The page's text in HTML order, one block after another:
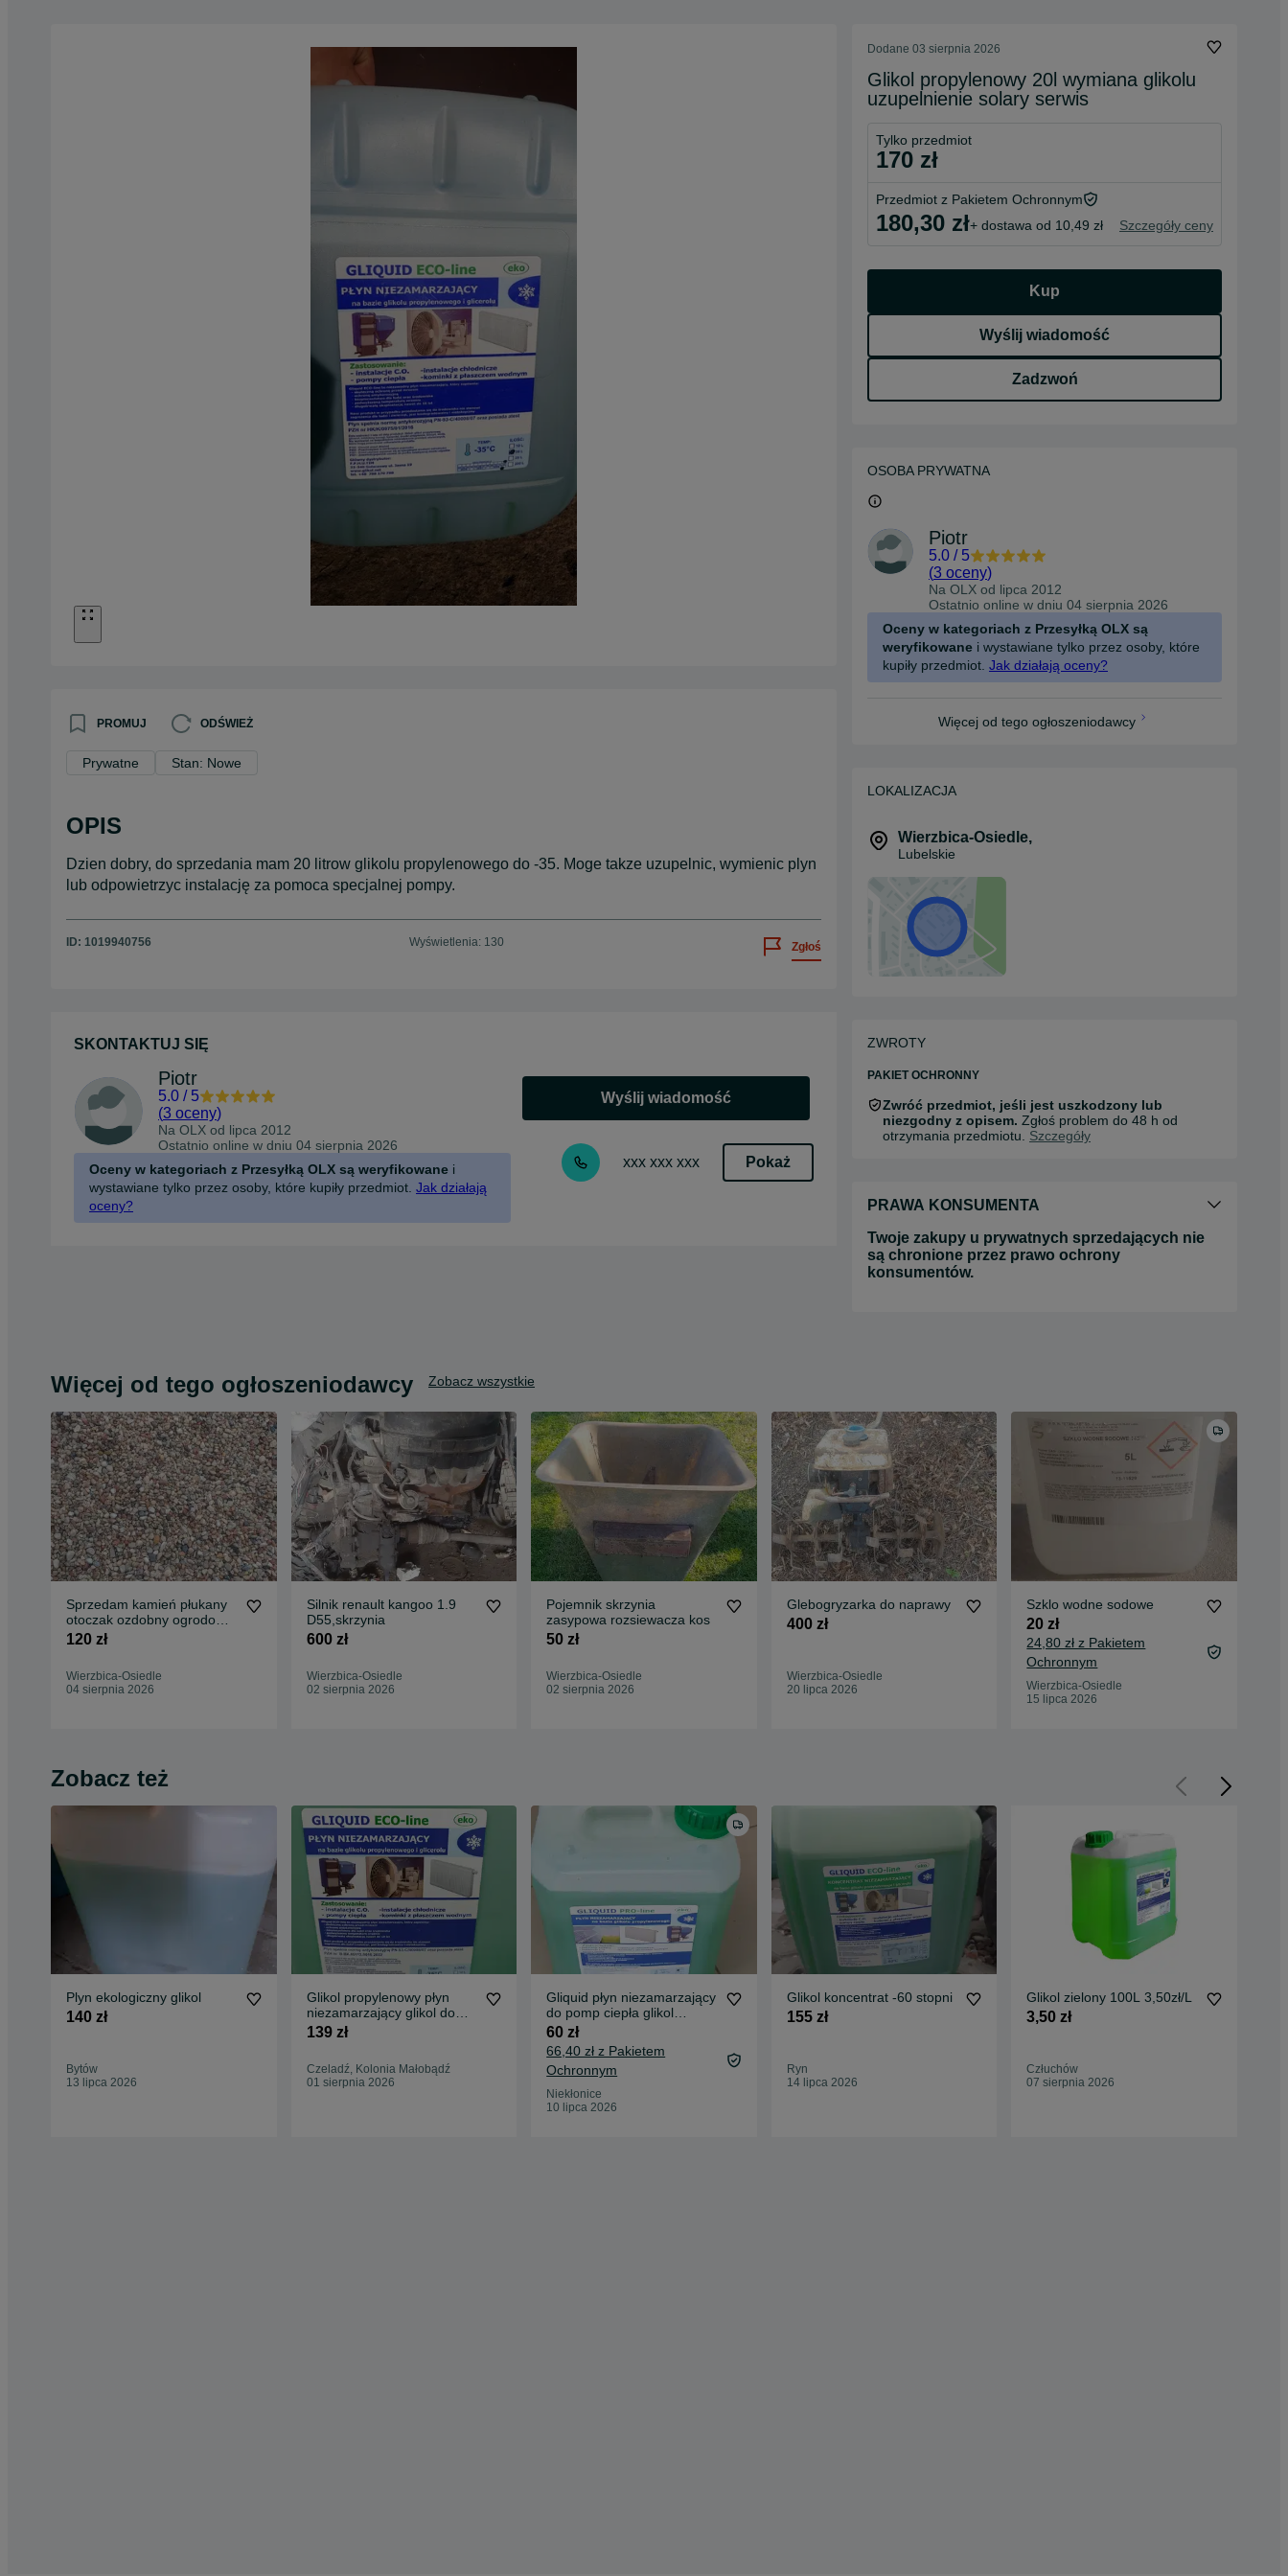
PROMUJ ODŚWIEŻ
Prywatne Stan: Nowe
OPIS
Dzien dobry, do sprzedania mam 20 litrow glikolu propylenowego do -35. Moge takze uzupelnic, wymienic plyn
lub odpowietrzyc instalację za pomoca specjalnej pompy.
ID: 1019940756 Wyświetlenia: 130 Zgłoś
SKONTAKTUJ SIĘ
Piotr
5.0 / 5
(3 oceny)
Na OLX od lipca 2012
Ostatnio online w dniu 04 sierpnia 2026
Oceny w kategoriach z Przesyłką OLX są weryfikowane i
wystawiane tylko przez osoby, które kupiły przedmiot. Jak działają
oceny?
Wyślij wiadomość
xxx xxx xxx Pokaż
Dodane 03 sierpnia 2026
Glikol propylenowy 20l wymiana glikolu
uzupelnienie solary serwis
Tylko przedmiot
170 zł
Przedmiot z Pakietem Ochronnym
180,30 zł+ dostawa od 10,49 zł Szczegóły ceny
Kup
Wyślij wiadomość
Zadzwoń
OSOBA PRYWATNA
Piotr
5.0 / 5
(3 oceny)
Na OLX od lipca 2012
Ostatnio online w dniu 04 sierpnia 2026
Oceny w kategoriach z Przesyłką OLX są
weryfikowane i wystawiane tylko przez osoby, które
kupiły przedmiot. Jak działają oceny?
Więcej od tego ogłoszeniodawcy
LOKALIZACJA
Wierzbica-Osiedle,
Lubelskie
ZWROTY
PAKIET OCHRONNY
Zwróć przedmiot, jeśli jest uszkodzony lub
niezgodny z opisem. Zgłoś problem do 48 h od
otrzymania przedmiotu. Szczegóły
PRAWA KONSUMENTA
Twoje zakupy u prywatnych sprzedających nie
są chronione przez prawo ochrony
konsumentów.
Więcej od tego ogłoszeniodawcy Zobacz wszystkie
Sprzedam kamień płukany
otoczak ozdobny ogrodowy
drenaz o 8-16
120 zł
Wierzbica-Osiedle
04 sierpnia 2026
Silnik renault kangoo 1.9
D55,skrzynia
600 zł
Wierzbica-Osiedle
02 sierpnia 2026
Pojemnik skrzynia
zasypowa rozsiewacza kos
50 zł
Wierzbica-Osiedle
02 sierpnia 2026
Glebogryzarka do naprawy
400 zł
Wierzbica-Osiedle
20 lipca 2026
Szklo wodne sodowe
20 zł
24,80 zł z Pakietem
Ochronnym
Wierzbica-Osiedle
15 lipca 2026
Zobacz też
Plyn ekologiczny glikol
140 zł
Bytów
13 lipca 2026
Glikol propylenowy płyn
niezamarzający glikol do
CO
139 zł
Czeladź, Kolonia Małobądź
01 sierpnia 2026
Gliquid płyn niezamarzający
do pomp ciepła glikol
propylenowy
60 zł
66,40 zł z Pakietem
Ochronnym
Niekłonice
10 lipca 2026
Glikol koncentrat -60 stopni
155 zł
Ryn
14 lipca 2026
Glikol zielony 100L 3,50zł/L
3,50 zł
Człuchów
07 sierpnia 2026